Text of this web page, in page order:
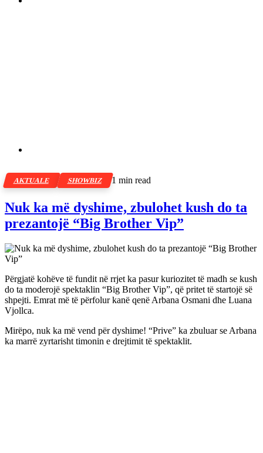
AKTUALE SHOWBIZ 1 min read
Nuk ka më dyshime, zbulohet kush do ta
prezantojë “Big Brother Vip”
Përgjatë kohëve të fundit në rrjet ka pasur kuriozitet të madh se kush
do ta moderojë spektaklin “Big Brother Vip”, që pritet të startojë së
shpejti. Emrat më të përfolur kanë qenë Arbana Osmani dhe Luana
Vjollca.
Mirëpo, nuk ka më vend për dyshime! “Prive” ka zbuluar se Arbana
ka marrë zyrtarisht timonin e drejtimit të spektaklit.